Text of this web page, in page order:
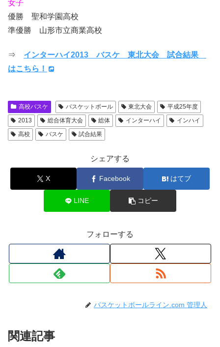
女子
優勝 聖和学園高校
準優勝 山形市立商業高校
⇒ インターハイ2013 バスケ 東北大会 試合結果
はこちら！
高校バスケ バスケットボール 東北大会
平成25年度
2013
総合体育大会 総体 インターハイ
インハイ
高校
バスケ 試合結果
シェアする
X Facebook はてブ
LINE コピー
フォローする
バスケットボールライン.com 管理人
関連記事